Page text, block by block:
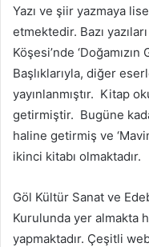
Yazı ve şiir yazmaya
etmektedir. Bazı
Köşesi’nde ‘Doğamızın
Başlıklarıyla, diğer
yayınlanmıştır. Kitap
getirmiştir. Bugüne
haline getirmiş ve
ikinci kitabı olmaktadır.
Göl Kültür Sanat ve
Kurulunda yer almakta
yapmaktadır. Çeşitli